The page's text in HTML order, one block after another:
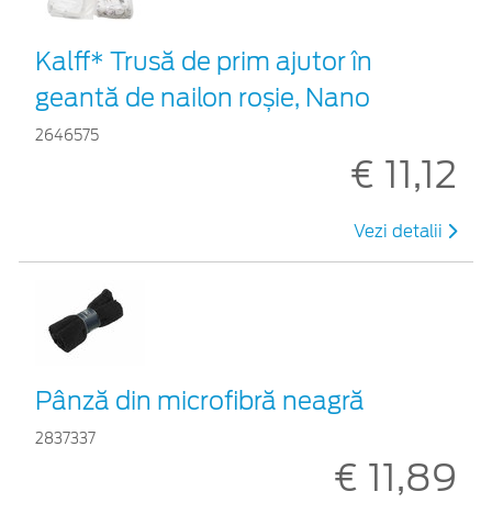
Kalff* Trusă de prim ajutor în
geantă de nailon roșie, Nano
2646575
€ 11,12
Vezi detalii
Pânză din microfibră neagră
2837337
€ 11,89